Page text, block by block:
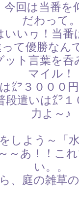
回は当番
だわって
いいヮ！当
って優勝な
ト言葉を
マイル！
㌘３０００
段遣いは㌘
力よ～♪
しよう～「
～あ！！こ
い。。
、庭の雑草